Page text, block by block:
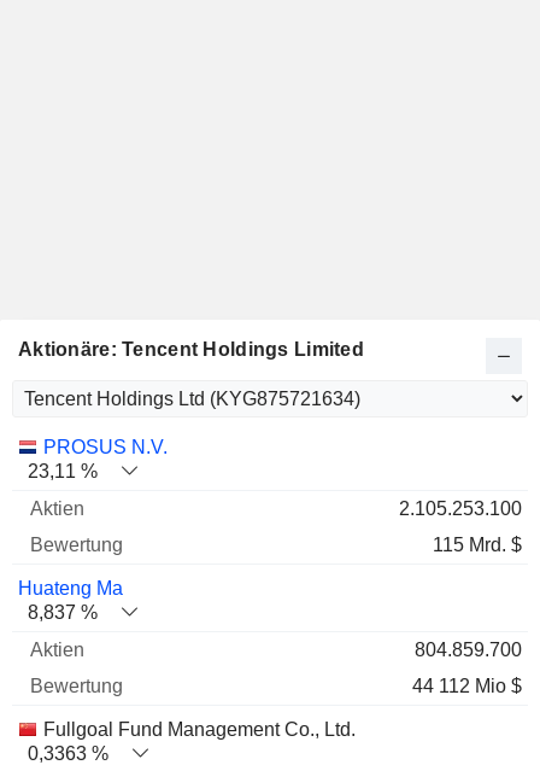
Aktionäre: Tencent Holdings Limited
Name Aktien %
PROSUS N.V.
23,11 %
2.105.253.100
115 Mrd. $
Huateng Ma
8,837 %
804.859.700
44 112 Mio $
Fullgoal Fund Management Co., Ltd.
0,3363 %